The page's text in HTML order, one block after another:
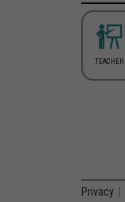
TEACHER
Privacy